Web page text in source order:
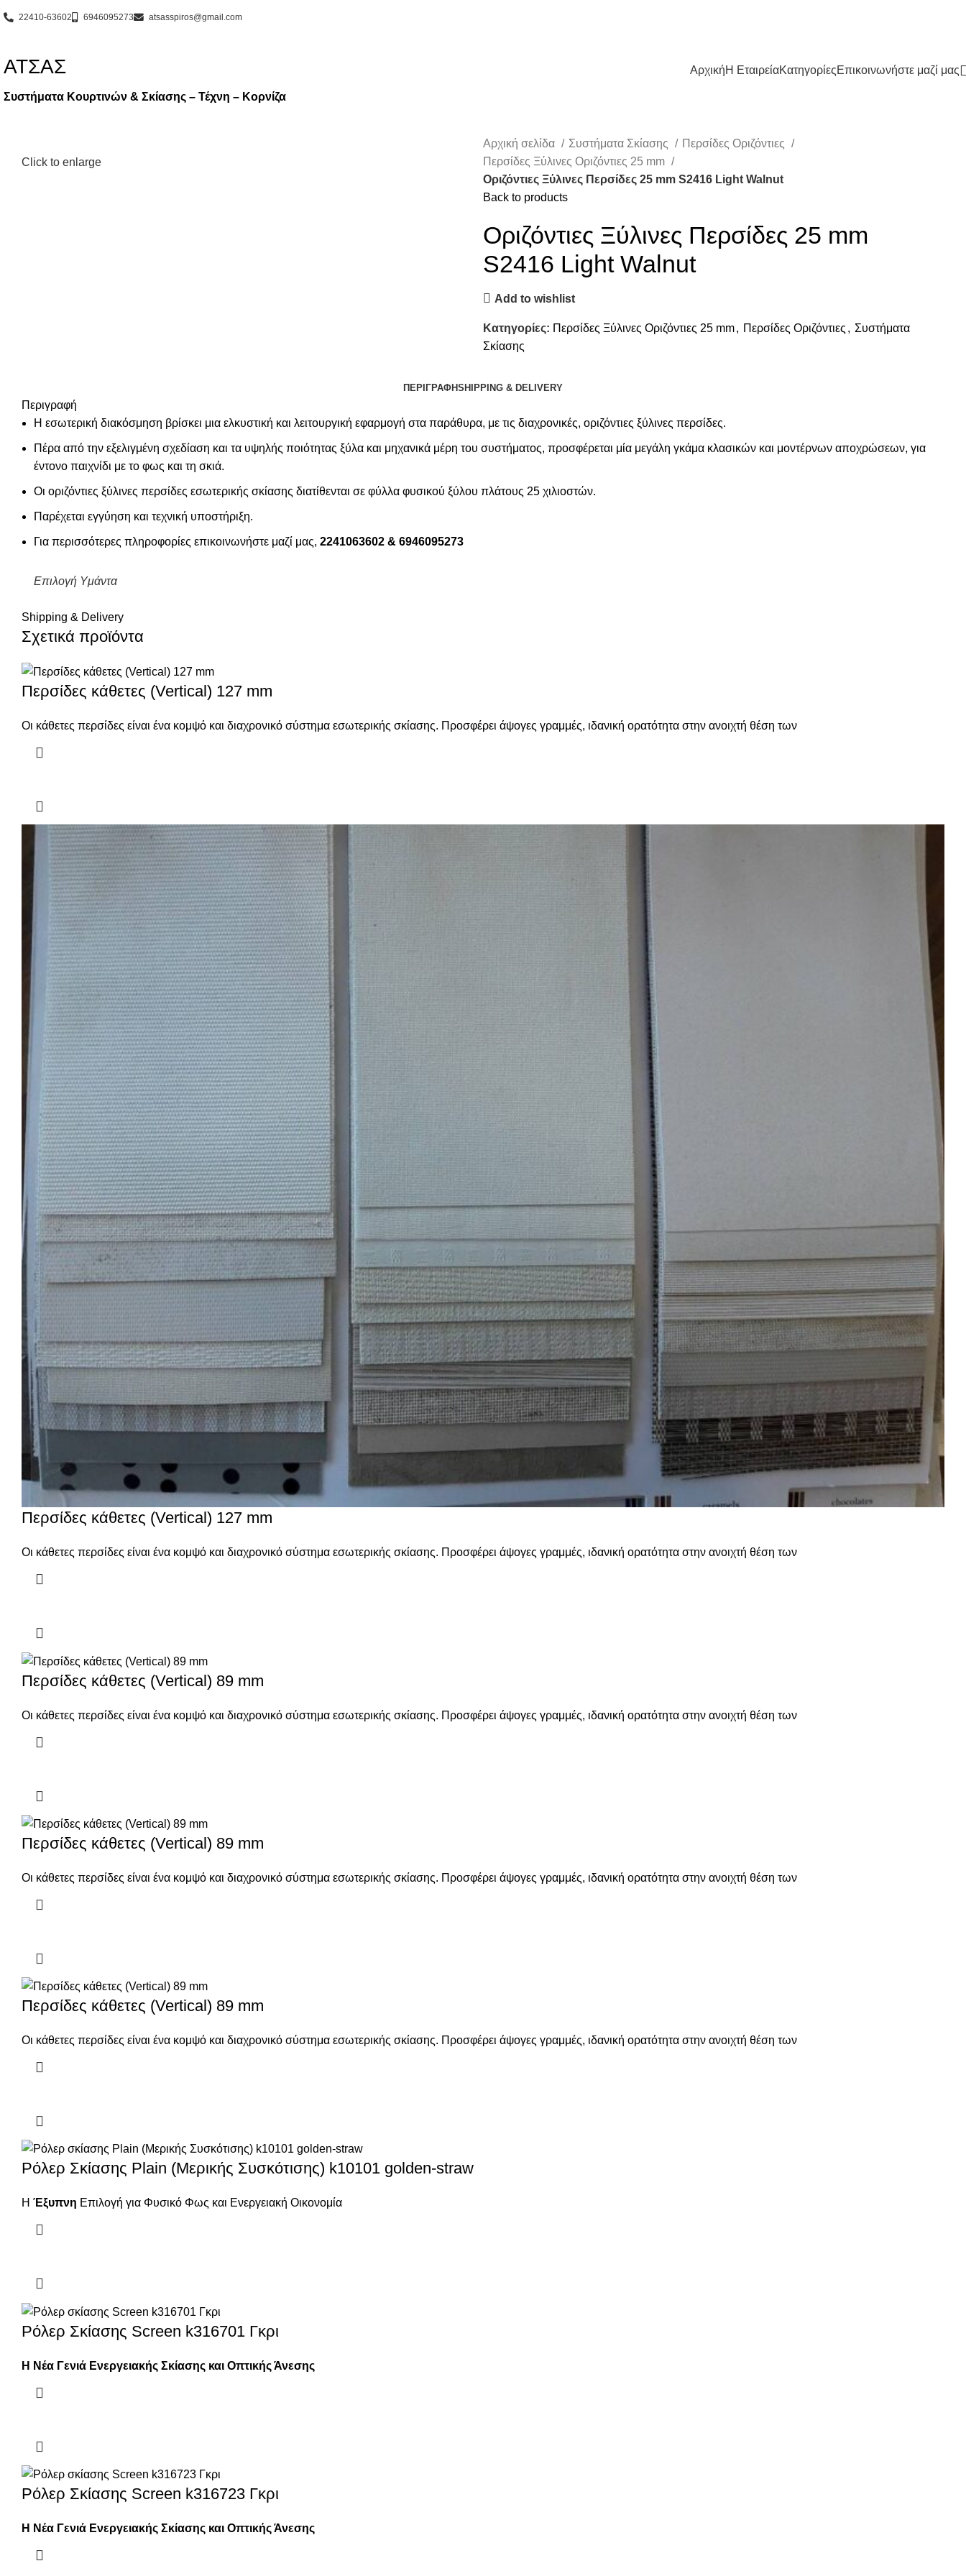
22410-63602 6946095273 atsasspiros@gmail.com
ΑΤΣΑΣ
Συστήματα Κουρτινών & Σκίασης – Τέχνη – Κορνίζα
ΑρχικήΗ ΕταιρείαΚατηγορίεςΕπικοινωνήστε μαζί μας
Click to enlarge
Αρχική σελίδα Συστήματα Σκίασης
Περσίδες Οριζόντιες
Περσίδες Ξύλινες Οριζόντιες 25 mm
Οριζόντιες Ξύλινες Περσίδες 25 mm S2416 Light Walnut
Back to products
Οριζόντιες Ξύλινες Περσίδες 25 mm
S2416 Light Walnut
Add to wishlist
Κατηγορίες: Περσίδες Ξύλινες Οριζόντιες 25 mm, Περσίδες Οριζόντιες , Συστήματα
Σκίασης
ΠΕΡΙΓΡΑΦΉSHIPPING & DELIVERY
Περιγραφή
Η εσωτερική διακόσμηση βρίσκει μια ελκυστική και λειτουργική εφαρμογή στα παράθυρα, με τις διαχρονικές, οριζόντιες ξύλινες περσίδες.
Πέρα από την εξελιγμένη σχεδίαση και τα υψηλής ποιότητας ξύλα και μηχανικά μέρη του συστήματος, προσφέρεται μία μεγάλη γκάμα κλασικών και μοντέρνων αποχρώσεων, για
έντονο παιχνίδι με το φως και τη σκιά.
Οι οριζόντιες ξύλινες περσίδες εσωτερικής σκίασης διατίθενται σε φύλλα φυσικού ξύλου πλάτους 25 χιλιοστών.
Παρέχεται εγγύηση και τεχνική υποστήριξη.
Για περισσότερες πληροφορίες επικοινωνήστε μαζί μας, 2241063602 & 6946095273
Επιλογή Υμάντα
Shipping & Delivery
Σχετικά προϊόντα
Περσίδες κάθετες (Vertical) 127 mm
Οι κάθετες περσίδες είναι ένα κομψό και διαχρονικό σύστημα εσωτερικής σκίασης. Προσφέρει άψογες γραμμές, ιδανική ορατότητα στην ανοιχτή θέση των
Περσίδες κάθετες (Vertical) 127 mm
Οι κάθετες περσίδες είναι ένα κομψό και διαχρονικό σύστημα εσωτερικής σκίασης. Προσφέρει άψογες γραμμές, ιδανική ορατότητα στην ανοιχτή θέση των
Περσίδες κάθετες (Vertical) 89 mm
Οι κάθετες περσίδες είναι ένα κομψό και διαχρονικό σύστημα εσωτερικής σκίασης. Προσφέρει άψογες γραμμές, ιδανική ορατότητα στην ανοιχτή θέση των
Περσίδες κάθετες (Vertical) 89 mm
Οι κάθετες περσίδες είναι ένα κομψό και διαχρονικό σύστημα εσωτερικής σκίασης. Προσφέρει άψογες γραμμές, ιδανική ορατότητα στην ανοιχτή θέση των
Περσίδες κάθετες (Vertical) 89 mm
Οι κάθετες περσίδες είναι ένα κομψό και διαχρονικό σύστημα εσωτερικής σκίασης. Προσφέρει άψογες γραμμές, ιδανική ορατότητα στην ανοιχτή θέση των
Ρόλερ Σκίασης Plain (Μερικής Συσκότισης) k10101 golden-straw
Η Έξυπνη Επιλογή για Φυσικό Φως και Ενεργειακή Οικονομία
Ρόλερ Σκίασης Screen k316701 Γκρι
Η Νέα Γενιά Ενεργειακής Σκίασης και Οπτικής Άνεσης
Ρόλερ Σκίασης Screen k316723 Γκρι
Η Νέα Γενιά Ενεργειακής Σκίασης και Οπτικής Άνεσης